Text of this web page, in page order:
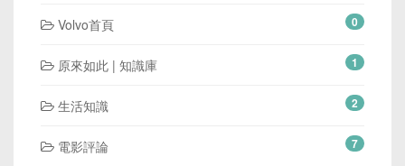
Volvo首頁 0
原來如此 | 知識庫 1
生活知識 2
電影評論 7